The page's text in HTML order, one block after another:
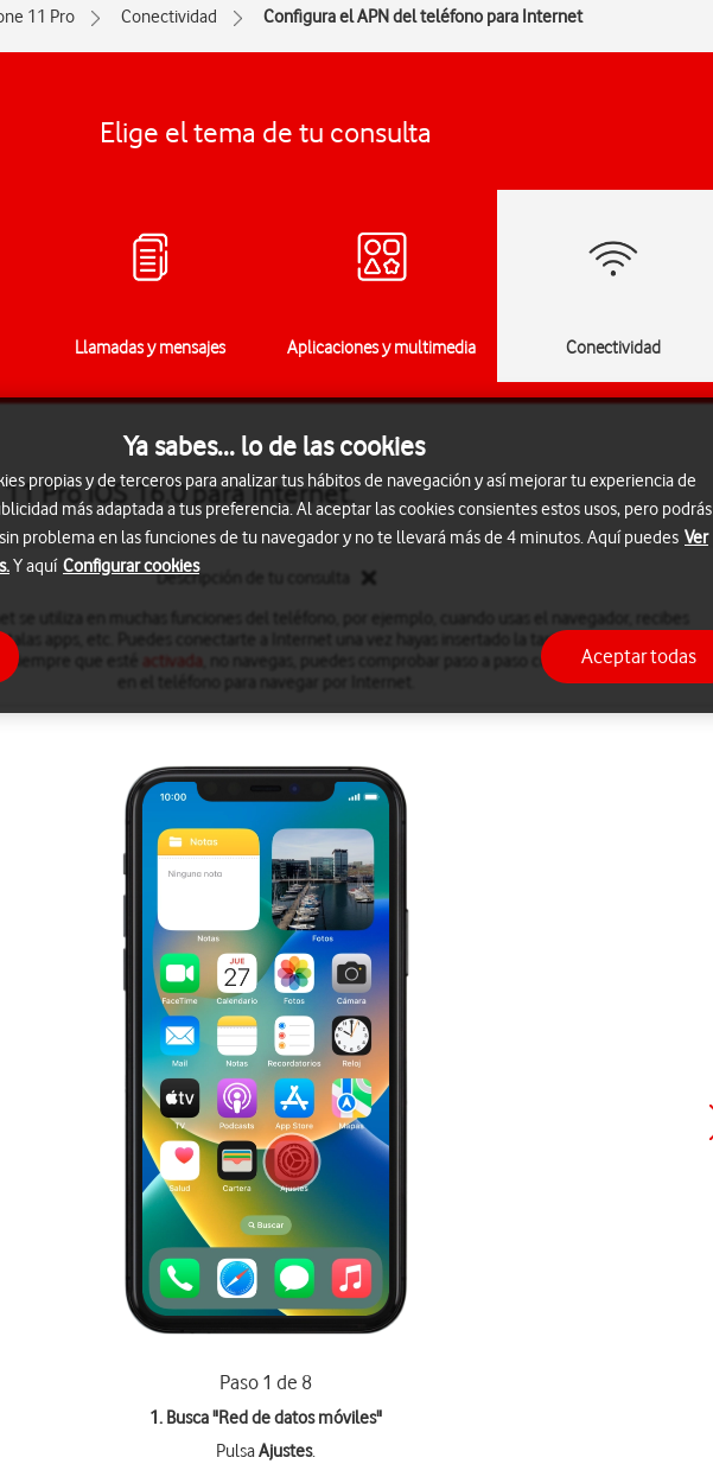
11 Pro Conectividad Configura el APN del teléfono para Internet
Elige el tema de tu consulta
Llamadas y mensajes Aplicaciones y multimedia Conectividad
Pro iOS 16.0 para Internet.
Descripción de tu consulta
apps, etc. Puedes conectarte a Internet una vez hayas insertado la tarjeta SIM. Si una vez
siempre que esté
activada , no navegas, puedes comprobar paso a paso cómo configurar el APN
Paso 1 de 8
1. Busca "Red de datos móviles"
PulsaAjustes.
Ya sabes... lo de las cookies
propias y de terceros para analizar tus hábitos de navegación y así mejorar tu experiencia de
más adaptada a tus preferencia. Al aceptar las cookies consientes estos usos, pero podrás
problema en las funciones de tu navegador y no te llevará más de 4 minutos. Aquí puedes Ver
Y aquí Configurar cookies
Aceptar todas